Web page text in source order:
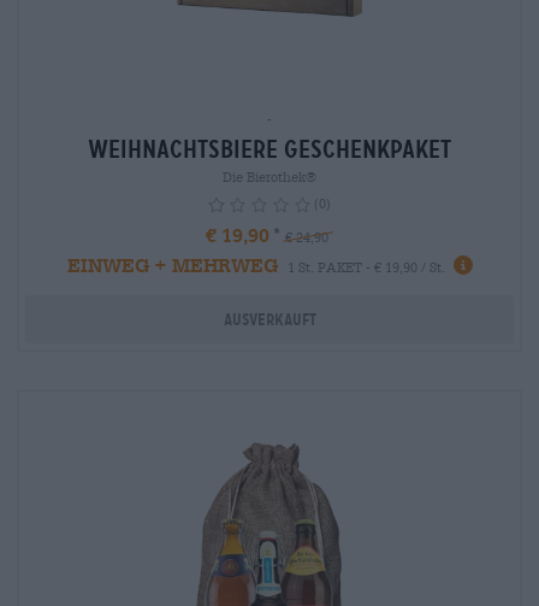
-
Weihnachtsbiere Geschenkpaket
Die Bierothek®
(0)
€ 19,90 € 24,90
EINWEG + MEHRWEG 1 St. PAKET - € 19,90 / St. info
Ausverkauft